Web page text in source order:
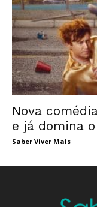
Nova
e já domina
Saber Viver Mais